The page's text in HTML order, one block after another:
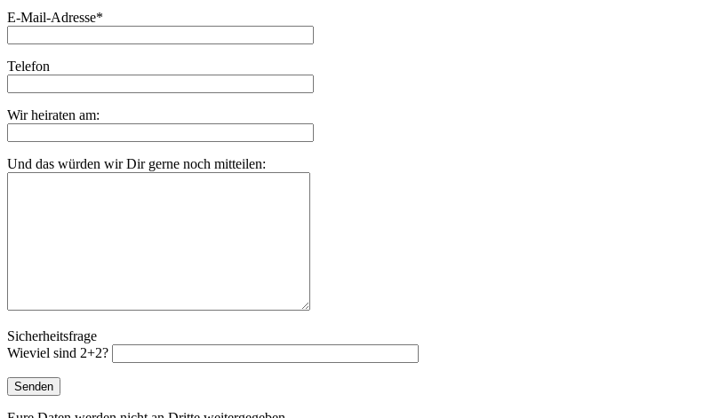
E-Mail-Adresse*
Telefon
Wir heiraten am:
Und das würden wir Dir gerne noch mitteilen:
Sicherheitsfrage
Wieviel sind 2+2?